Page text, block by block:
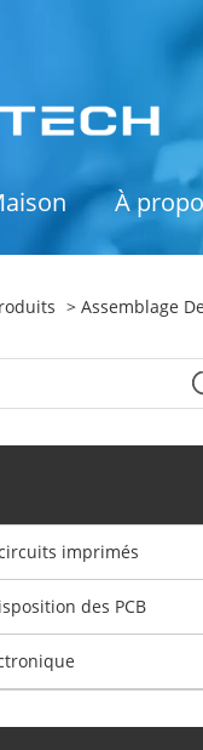
À
> Assemblage
imprimés
des PCB